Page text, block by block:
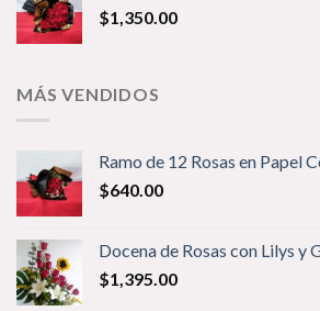
$1,350.00
MÁS VENDIDOS
Ramo de 12 Rosas en Papel
$640.00
Docena de Rosas con Lilys y
$1,395.00